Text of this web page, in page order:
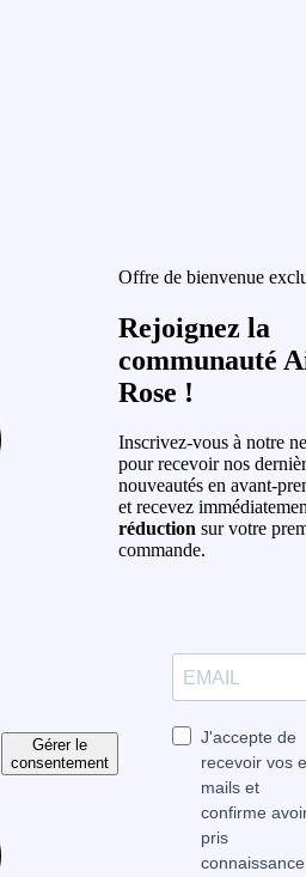
Gérer le
consentement
Offre de bienvenue
Rejoignez la
communauté
Rose !
Inscrivez-vous à notre
pour recevoir nos
nouveautés en avant-
et recevez
réductionsur votre
commande.
J'accepte de
recevoir vos
mails et
confirme
pris
connaissance